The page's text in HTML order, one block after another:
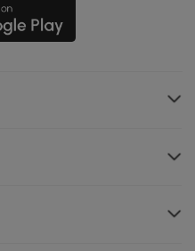
mit kabellosen und
ideal, um Ihr Telefon